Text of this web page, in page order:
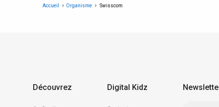
Accueil Organisme Swisscom
Découvrez Digital Kidz